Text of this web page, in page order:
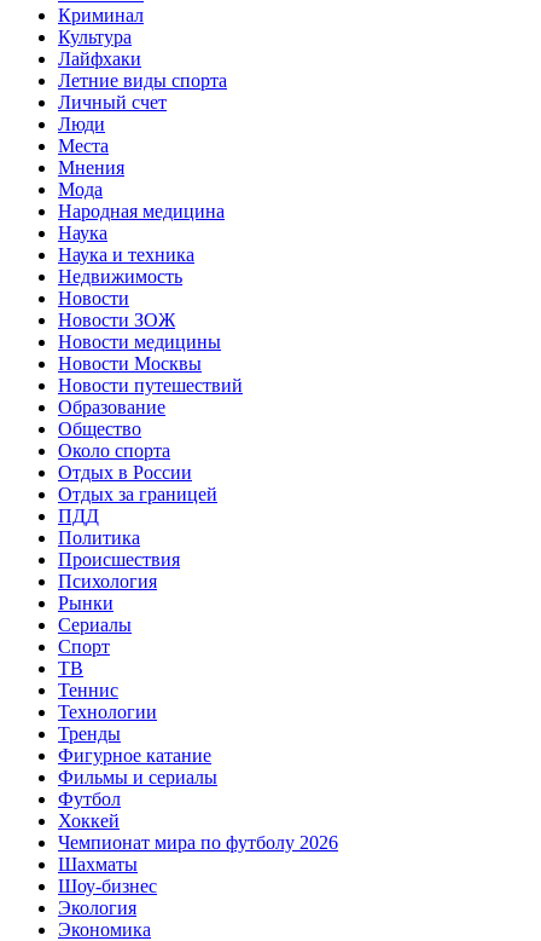
Криминал
Культура
Лайфхаки
Летние виды спорта
Личный счет
Люди
Места
Мнения
Мода
Народная медицина
Наука
Наука и техника
Недвижимость
Новости
Новости ЗОЖ
Новости медицины
Новости Москвы
Новости путешествий
Образование
Общество
Около спорта
Отдых в России
Отдых за границей
ПДД
Политика
Происшествия
Психология
Рынки
Сериалы
Спорт
ТВ
Теннис
Технологии
Тренды
Фигурное катание
Фильмы и сериалы
Футбол
Хоккей
Чемпионат мира по футболу 2026
Шахматы
Шоу-бизнес
Экология
Экономика